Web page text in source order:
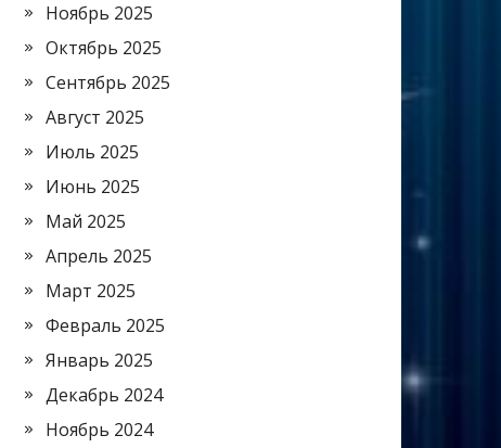
Ноябрь 2025
Октябрь 2025
Сентябрь 2025
Август 2025
Июль 2025
Июнь 2025
Май 2025
Апрель 2025
Март 2025
Февраль 2025
Январь 2025
Декабрь 2024
Ноябрь 2024